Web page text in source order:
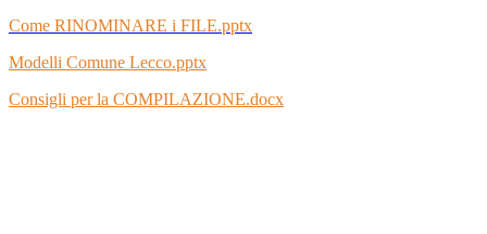
Come RINOMINARE i FILE.pptx
Modelli Comune Lecco.pptx
Consigli per la COMPILAZIONE.docx